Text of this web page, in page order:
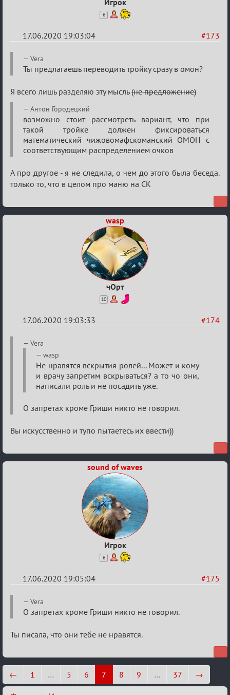
Игрок
6
#173
17.06.2020 19:03:04
Re:
Семейный
Vera
Ты предлагаешь переводить тройку сразу в омон?
Я всего лишь разделяю эту мысль(не предложение)
Антон Городецкий
возможно стоит рассмотреть вариант, что при
такой тройке должен фиксироваться
математический чижовомафскоманский ОМОН с
соответствующим распределением очков
А про другое - я не следила, о чем до этого была беседа.
только то, что в целом про маню на СК
wasp
чОрт
10
#174
17.06.2020 19:03:33
Re:
Семейный
кубок
Vera
wasp
Не нравятся вскрытия ролей... Может и кому
и врачу запретим вскрываться? а то чо они,
написали роль и не посадить уже.
О запретах кроме Гриши никто не говорил.
Вы искусственно и тупо пытаетесь их ввести))
sound of waves
Игрок
6
#175
17.06.2020 19:05:04
Re:
Семейный
Vera
О запретах кроме Гриши никто не говорил.
Ты писала, что они тебе не нравятся.
← 1 … 5 6 7 8 9 … 37 →